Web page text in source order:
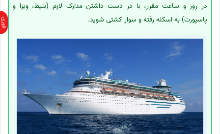
در روز و ساعت مقرر، با در دست داشتن مدارک لازم (بلیط، ویزا و
پاسپورت) به اسکله رفته و سوار کشتی شوید.